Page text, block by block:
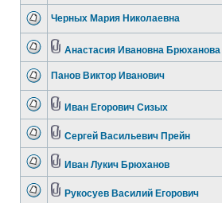
Черных Мария Николаевна
Анастасия Ивановна Брюханова
Панов Виктор Иванович
Иван Егорович Сизых
Сергей Васильевич Прейн
Иван Лукич Брюханов
Рукосуев Василий Егорович